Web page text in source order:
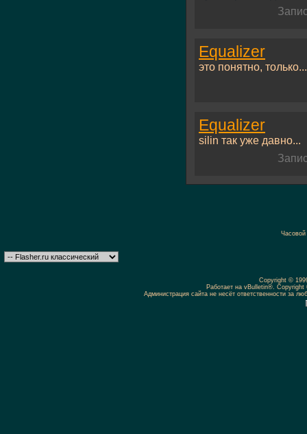
Equalizer
это понятно, только...
Equalizer
silin так уже давно...
Copyright ©
Работает на vBulletin®.
Администрация сайта не несёт ответственности за